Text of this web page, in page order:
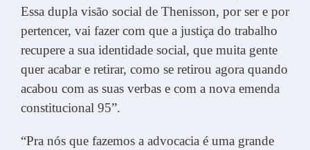
Essa dupla visão social de Thenisson, por ser e por
pertencer, vai fazer com que a justiça do trabalho
recupere a sua identidade social, que muita gente
quer acabar e retirar, como se retirou agora quando
acabou com as suas verbas e com a nova emenda
constitucional 95”.
“Pra nós que fazemos a advocacia é uma grande